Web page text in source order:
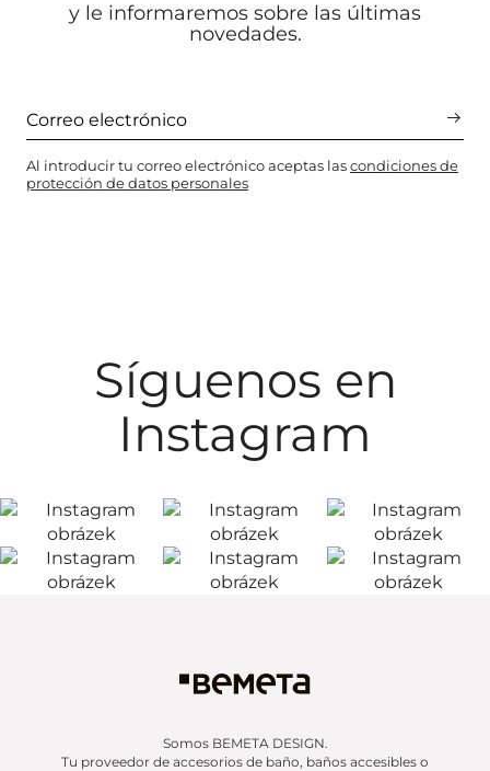
y le informaremos sobre las últimas
novedades.
Al introducir tu correo electrónico aceptas lascondiciones de
protección de datos personales
Síguenos en
Instagram
Somos BEMETA DESIGN.
Tu proveedor de accesorios de baño, baños accesibles o